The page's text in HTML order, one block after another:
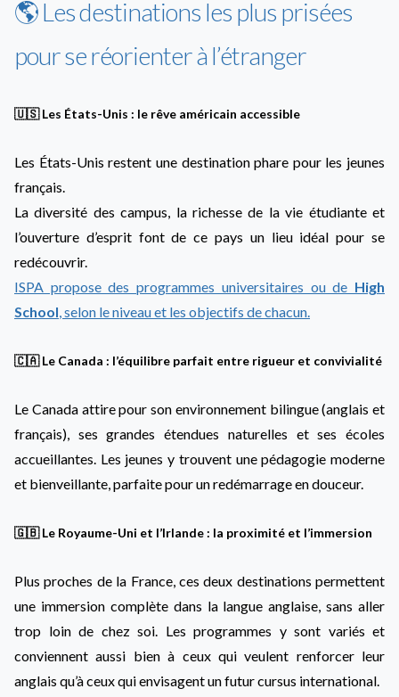
🌎 Les destinations les plus prisées
pour se réorienter à l’étranger
🇺🇸 Les États-Unis : le rêve américain accessible
Les États-Unis restent une destination phare pour les jeunes
français.
La diversité des campus, la richesse de la vie étudiante et
l’ouverture d’esprit font de ce pays un lieu idéal pour se
redécouvrir.
ISPA propose des programmes universitaires ou de High
School, selon le niveau et les objectifs de chacun.
🇨🇦 Le Canada : l’équilibre parfait entre rigueur et convivialité
Le Canada attire pour son environnement bilingue (anglais et
français), ses grandes étendues naturelles et ses écoles
accueillantes. Les jeunes y trouvent une pédagogie moderne
et bienveillante, parfaite pour un redémarrage en douceur.
🇬🇧 Le Royaume-Uni et l’Irlande : la proximité et l’immersion
Plus proches de la France, ces deux destinations permettent
une immersion complète dans la langue anglaise, sans aller
trop loin de chez soi. Les programmes y sont variés et
conviennent aussi bien à ceux qui veulent renforcer leur
anglais qu’à ceux qui envisagent un futur cursus international.